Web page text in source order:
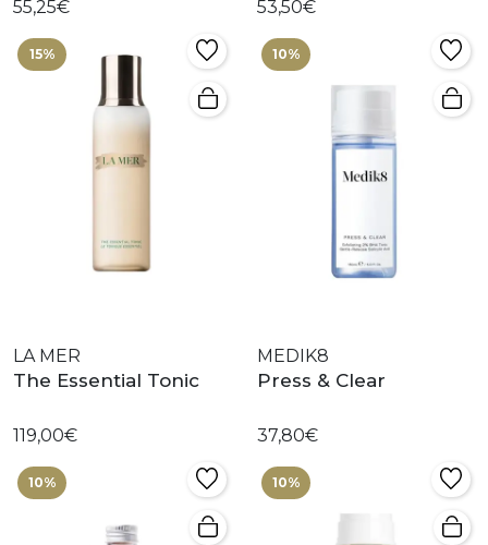
55,25€ 53,50€
15%
LA MER
The Essential Tonic
119,00€
10%
MEDIK8
Press & Clear
37,80€
10% 10%